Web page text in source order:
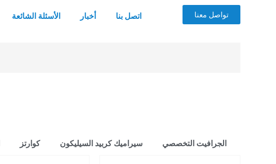
الأسئلة الشائعة أخبار اتصل بنا تواصل معنا
كوارتز سيراميك كربيد السيليكون الجرافيت التخصصي